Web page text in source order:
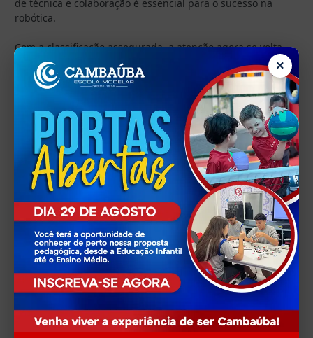
de técnica e colaboração é essencial para o sucesso na
robótica.
Com a classificação assegurada, a atenção agora se volta
para a próxima etapa em São Paulo, onde nossos alunos
buscarão repetir o desempenho e conquistar novos
resultados.
Data: 11/08/2025
×